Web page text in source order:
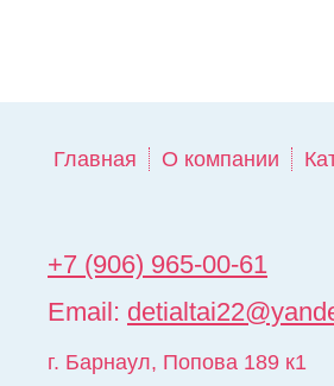
Главная О компании
+7 (906) 965-00-61
Email:
г. Барнаул, Попова 189 к1